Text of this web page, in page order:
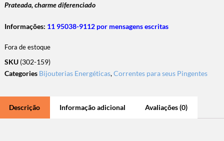
Prateada, charme diferenciado
Informações: 11 95038-9112 por mensagens escritas
Fora de estoque
SKU (302-159)
Categories Bijouterias Energéticas,Correntes para seus Pingentes
Descrição Informação adicional Avaliações (0)